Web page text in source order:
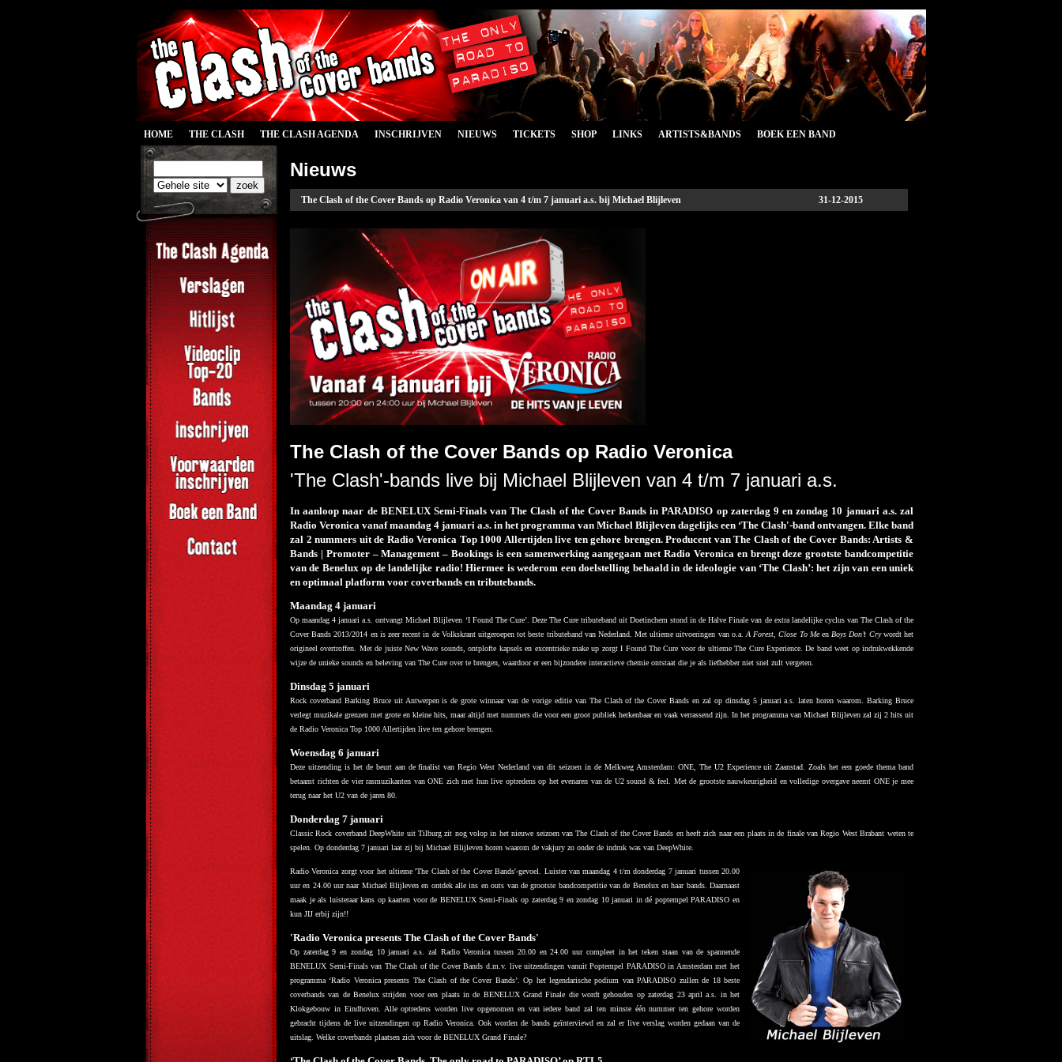
HOME THE CLASH THE CLASH AGENDA INSCHRIJVEN NIEUWS TICKETS SHOP LINKS ARTISTS&BANDS BOEK EEN BAND
Nieuws
The Clash of the Cover Bands op Radio Veronica van 4 t/m 7 januari a.s. bij Michael Blijleven 31-12-2015
The Clash of the Cover Bands op Radio Veronica
'The Clash'-bands live bij Michael Blijleven van 4 t/m 7 januari a.s.
In aanloop naar de BENELUX Semi-Finals van The Clash of the Cover Bands in PARADISO op zaterdag 9 en zondag 10 januari a.s. zal
Radio Veronica vanaf maandag 4 januari a.s. in het programma van Michael Blijleven dagelijks een ‘The Clash'-band ontvangen. Elke band
zal 2 nummers uit de Radio Veronica Top 1000 Allertijden live ten gehore brengen. Producent van The Clash of the Cover Bands: Artists &
Bands | Promoter – Management – Bookings is een samenwerking aangegaan met Radio Veronica en brengt deze grootste bandcompetitie
van de Benelux op de landelijke radio! Hiermee is wederom een doelstelling behaald in de ideologie van ‘The Clash’: het zijn van een uniek
en optimaal platform voor coverbands en tributebands.
Maandag 4 januari
Op maandag 4 januari a.s. ontvangt Michael Blijleven ‘I Found The Cure’. Deze The Cure tributeband uit Doetinchem stond in de Halve Finale van de extra landelijke cyclus van The Clash of the
Cover Bands 2013/2014 en is zeer recent in de Volkskrant uitgeroepen tot beste tributeband van Nederland. Met ultieme uitvoeringen van o.a.A Forest ,Close To Meen Boys Don’t Crywordt het
origineel overtroffen. Met de juiste New Wave sounds, ontplofte kapsels en excentrieke make up zorgt I Found The Cure voor de ultieme The Cure Experience. De band weet op indrukwekkende
wijze de unieke sounds en beleving van The Cure over te brengen, waardoor er een bijzondere interactieve chemie ontstaat die je als liefhebber niet snel zult vergeten.
Dinsdag 5 januari
Rock coverband Barking Bruce uit Antwerpen is de grote winnaar van de vorige editie van The Clash of the Cover Bands en zal op dinsdag 5 januari a.s. laten horen waarom. Barking Bruce
verlegt muzikale grenzen met grote en kleine hits, maar altijd met nummers die voor een groot publiek herkenbaar en vaak verrassend zijn. In het programma van Michael Blijleven zal zij 2 hits uit
de Radio Veronica Top 1000 Allertijden live ten gehore brengen.
Woensdag 6 januari
Deze uitzending is het de beurt aan de finalist van Regio West Nederland van dit seizoen in de Melkweg Amsterdam: ONE, The U2 Experience uit Zaanstad. Zoals het een goede thema band
betaamt richten de vier rasmuzikanten van ONE zich met hun live optredens op het evenaren van de U2 sound & feel. Met de grootste nauwkeurigheid en volledige overgave neemt ONE je mee
terug naar het U2 van de jaren 80.
Donderdag 7 januari
Classic Rock coverband DeepWhite uit Tilburg zit nog volop in het nieuwe seizoen van The Clash of the Cover Bands en heeft zich naar een plaats in de finale van Regio West Brabant weten te
spelen. Op donderdag 7 januari laat zij bij Michael Blijleven horen waarom de vakjury zo onder de indruk was van DeepWhite.
Radio Veronica zorgt voor het ultieme 'The Clash of the Cover Bands'-gevoel. Luister van maandag 4 t/m donderdag 7 januari tussen 20.00
uur en 24.00 uur naar Michael Blijleven en ontdek alle ins en outs van de grootste bandcompetitie van de Benelux en haar bands. Daarnaast
maak je als luisteraar kans op kaarten voor de BENELUX Semi-Finals op zaterdag 9 en zondag 10 januari in dé poptempel PARADISO en
kun JIJ erbij zijn!!
'Radio Veronica presents The Clash of the Cover Bands'
Op zaterdag 9 en zondag 10 januari a.s. zal Radio Veronica tussen 20.00 en 24.00 uur compleet in het teken staan van de spannende
BENELUX Semi-Finals van The Clash of the Cover Bands d.m.v. live uitzendingen vanuit Poptempel PARADISO in Amsterdam met het
programma ‘Radio Veronica presents The Clash of the Cover Bands’. Op het legendarische podium van PARADISO zullen de 18 beste
coverbands van de Benelux strijden voor een plaats in de BENELUX Grand Finale die wordt gehouden op zaterdag 23 april a.s. in het
Klokgebouw in Eindhoven. Alle optredens worden live opgenomen en van iedere band zal ten minste één nummer ten gehore worden
gebracht tijdens de live uitzendingen op Radio Veronica. Ook worden de bands geïnterviewd en zal er live verslag worden gedaan van de
uitslag. Welke coverbands plaatsen zich voor de BENELUX Grand Finale?